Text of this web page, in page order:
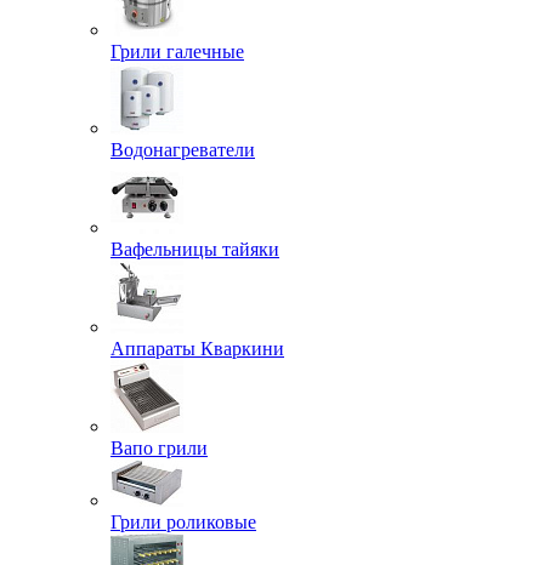
Грили галечные
Водонагреватели
Вафельницы тайяки
Аппараты Кваркини
Вапо грили
Грили роликовые